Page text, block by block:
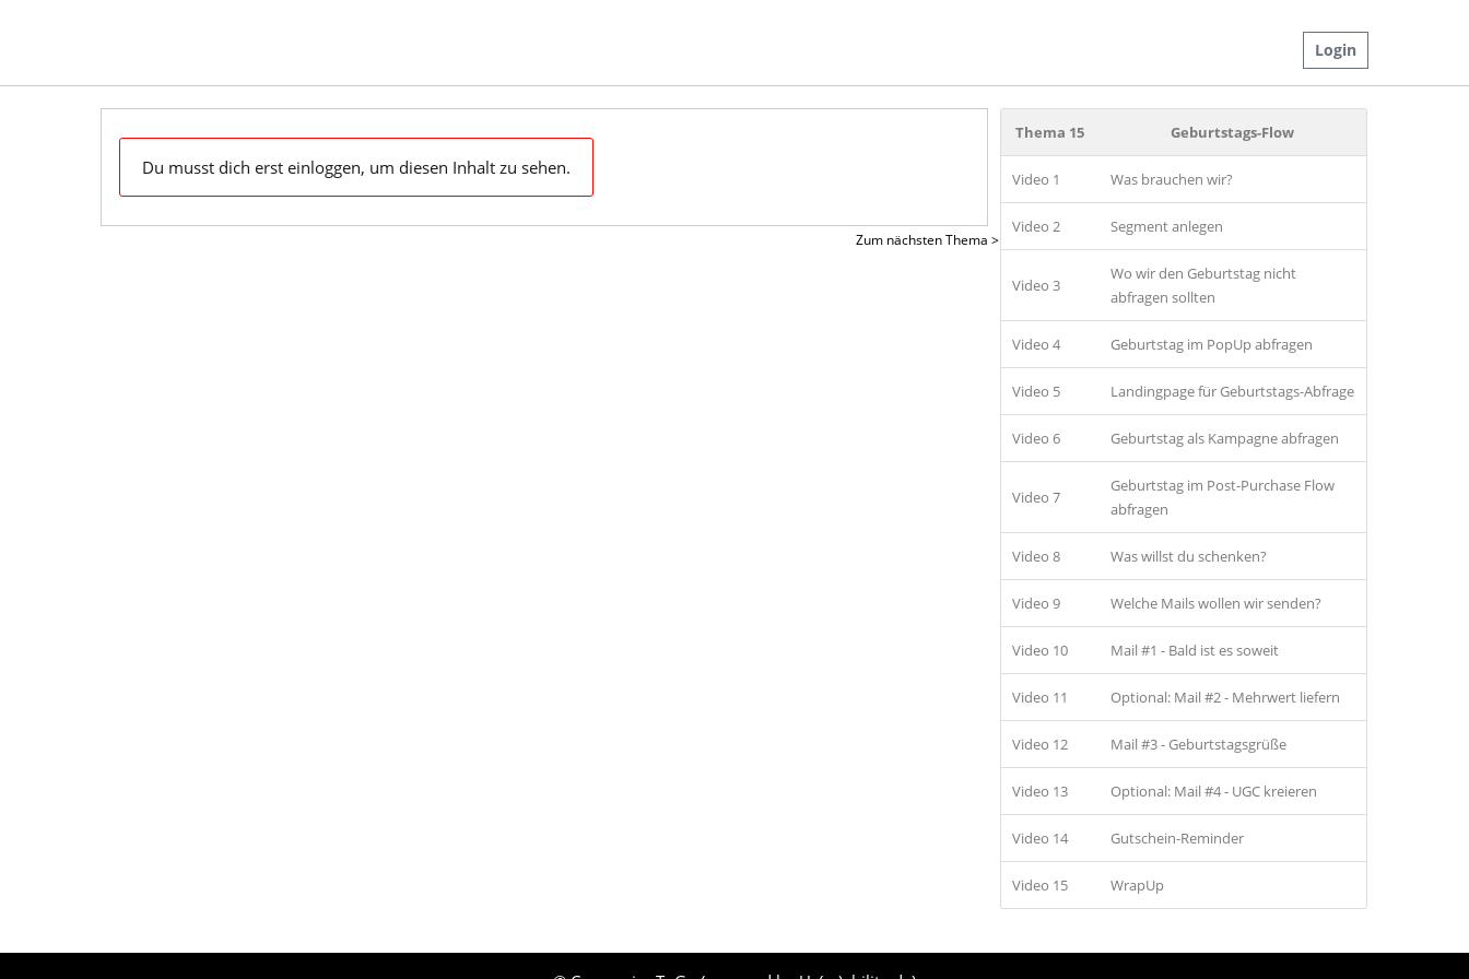
Login
Du musst dich erst einloggen, um diesen Inhalt zu sehen.
Thema 15 Geburtstags-Flow
Video 1 Was brauchen wir?
Video 2 Segment anlegen
Video 3
Wo wir den Geburtstag nicht
abfragen sollten
Video 4 Geburtstag im PopUp abfragen
Video 5 Landingpage für Geburtstags-Abfrage
Video 6 Geburtstag als Kampagne abfragen
Video 7
Geburtstag im Post-Purchase Flow
abfragen
Video 8 Was willst du schenken?
Video 9 Welche Mails wollen wir senden?
Video 10 Mail #1 - Bald ist es soweit
Video 11 Optional: Mail #2 - Mehrwert liefern
Video 12 Mail #3 - Geburtstagsgrüße
Video 13 Optional: Mail #4 - UGC kreieren
Video 14 Gutschein-Reminder
Video 15 WrapUp
Zum nächsten Thema >